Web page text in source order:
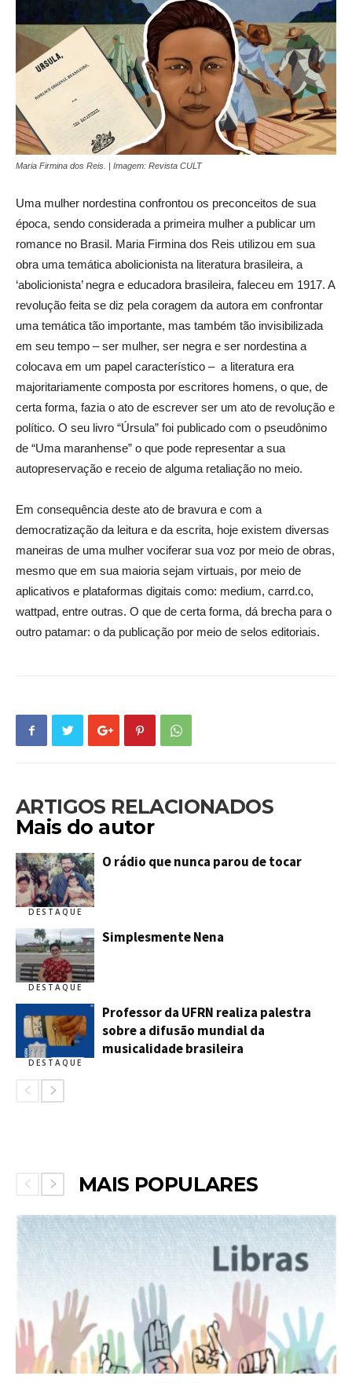
Maria Firmina dos Reis. | Imagem: Revista CULT
Uma mulher nordestina confrontou os preconceitos de sua
época, sendo considerada a primeira mulher a publicar um
romance no Brasil. Maria Firmina dos Reis utilizou em sua
obra uma temática abolicionista na literatura brasileira, a
‘abolicionista’ negra e educadora brasileira, faleceu em 1917. A
revolução feita se diz pela coragem da autora em confrontar
uma temática tão importante, mas também tão invisibilizada
em seu tempo –ser mulher, ser negra e ser nordestina a
colocava em um papel característico – a literatura era
majoritariamente composta por escritores homens, o que, de
certa forma, fazia o ato de escrever ser um ato de revolução e
político. O seu livro “Úrsula” foi publicado com o pseudônimo
de “Uma maranhense” o que pode representar a sua
autopreservação e receio de alguma retaliação no meio.
Em consequência deste ato de bravura e com a
democratização da leitura e da escrita, hoje existem diversas
maneiras de uma mulher vociferar sua voz por meio de obras,
mesmo que em sua maioria sejam virtuais, por meio de
aplicativos e plataformas digitais como: medium, carrd.co,
wattpad, entre outras. O que de certa forma, dá brecha para o
outro patamar: o da publicação por meio de selos editoriais.
ARTIGOS RELACIONADOS
Mais do autor
DESTAQUE
O rádio que nunca parou de tocar
DESTAQUE
Simplesmente Nena
DESTAQUE
Professor da UFRN realiza palestra
sobre a difusão mundial da
musicalidade brasileira
MAIS POPULARES